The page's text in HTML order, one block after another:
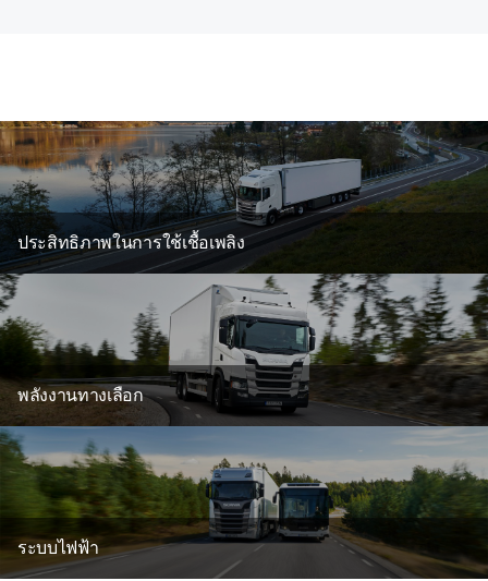
ประสิทธิภาพในการใช้เชื้อเพลิง
พลังงานทางเลือก
ระบบไฟฟ้า